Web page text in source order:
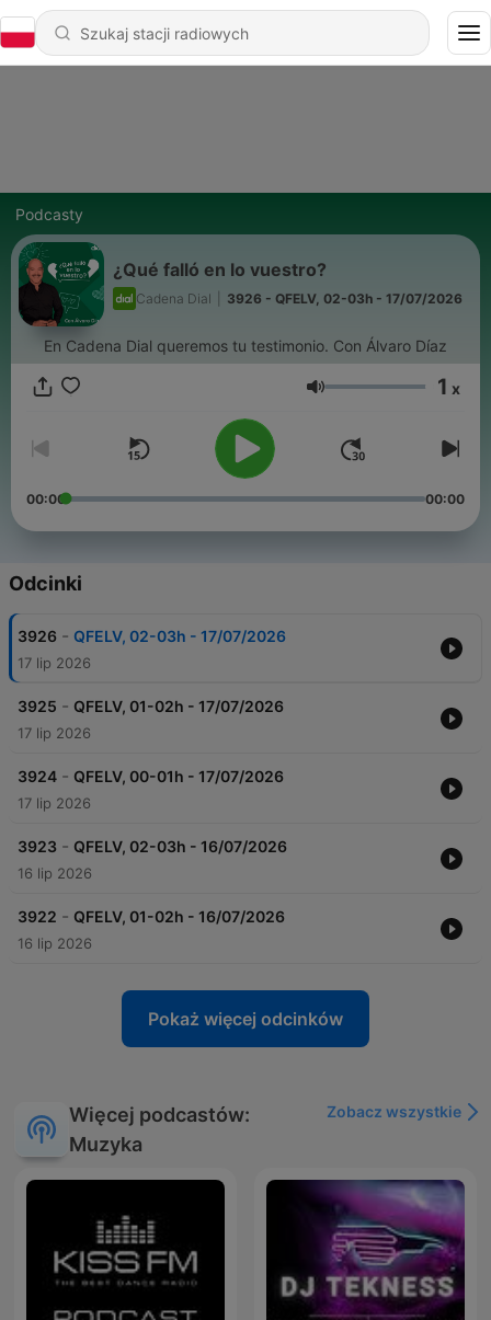
Podcasty
¿Qué falló en lo vuestro?
Cadena Dial 3926 - QFELV, 02-03h - 17/07/2026
En Cadena Dial queremos tu testimonio. Con Álvaro Díaz
Głośność 1 x
00:00 00:00
Odcinki
3926 - QFELV, 02-03h - 17/07/2026
17 lip 2026
3925 - QFELV, 01-02h - 17/07/2026
17 lip 2026
3924 - QFELV, 00-01h - 17/07/2026
17 lip 2026
3923 - QFELV, 02-03h - 16/07/2026
16 lip 2026
3922 - QFELV, 01-02h - 16/07/2026
16 lip 2026
Pokaż więcej odcinków
Więcej podcastów:
Muzyka
Zobacz wszystkie